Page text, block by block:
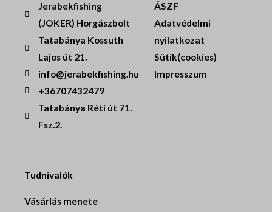
Jerabekfishing
(JOKER) Horgászbolt
Tatabánya Kossuth
Lajos út 21.
info@jerabekfishing.hu
+36707432479
Tatabánya Réti út 71.
Fsz.2.
ÁSZF
Adatvédelmi
nyilatkozat
Sütik(cookies)
Impresszum
Tudnivalók
Vásárlás menete